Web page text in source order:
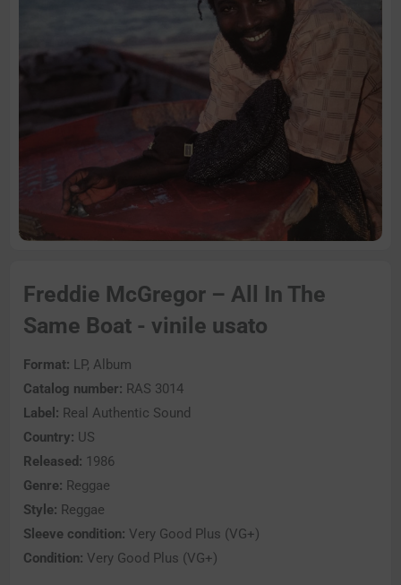
Freddie McGregor – All In The
Same Boat - vinile usato
Format: LP, Album
Catalog number: RAS 3014
Label: Real Authentic Sound
Country: US
Released: 1986
Genre: Reggae
Style: Reggae
Sleeve condition: Very Good Plus (VG+)
Condition: Very Good Plus (VG+)